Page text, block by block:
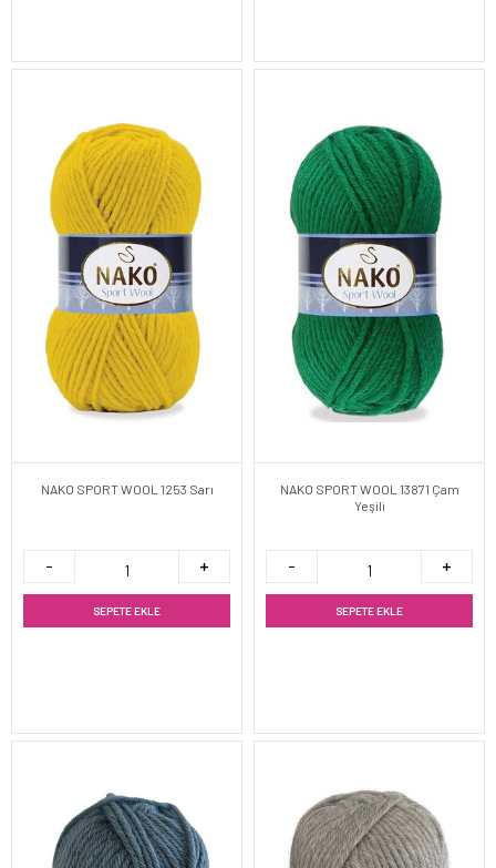
NAKO SPORT WOOL 1253 Sarı
SEPETE EKLE
NAKO SPORT WOOL 13871 Çam
Yeşili
SEPETE EKLE